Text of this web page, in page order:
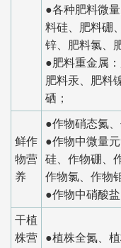
●各种肥料微
料硅、肥料硼
锌、肥料氯、
●肥料重金属
肥料汞、肥料
硒；
鲜作
物营
养
●作物硝态氮
●作物中微量
硅、作物硼、
作物氯、作物
●作物中硝酸
干植
株营 ●植株全氮、